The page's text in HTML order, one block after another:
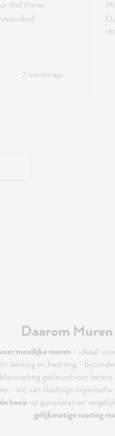
Wall Primer
2 months ago
Daarom
moeilijke muren - ideaal
dekking en hechting -
gekleurd voor
- vrij van vluchtige
basis op gipsplaten en
gelijkmatige coating